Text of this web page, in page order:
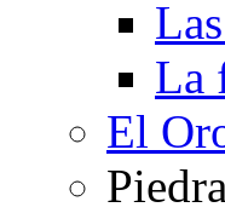
La
El